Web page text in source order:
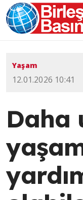
Yaşam
12.01.2026 10:41
Daha